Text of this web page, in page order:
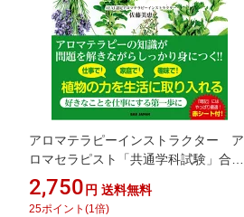
アロマテラピーインストラクター ア
ロマセラピスト「共通学科試験」合格
問題集 公益社団法人日本アロマ環境協
会（AEAJ）対応 [ 佐藤美恵 ]
2,750 円 送料無料
25ポイント (1倍)